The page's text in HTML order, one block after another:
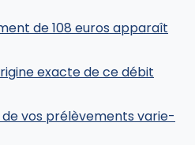
de 108 euros apparaît
exacte de ce débit
vos prélèvements varie-